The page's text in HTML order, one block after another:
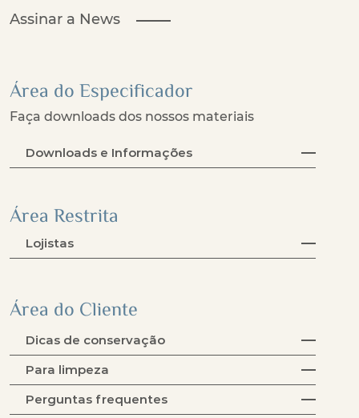
Assinar a News
Área do Especificador
Faça downloads dos nossos materiais
Downloads e Informações
Área Restrita
Lojistas
Área do Cliente
Dicas de conservação
Para limpeza
Perguntas frequentes